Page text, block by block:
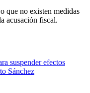
que no existen medidas
acusación fiscal.